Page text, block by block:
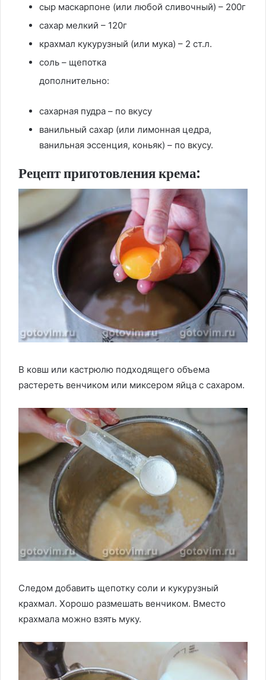
сыр маскарпоне (или любой сливочный) – 200г
сахар мелкий – 120г
крахмал кукурузный (или мука) – 2 ст.л.
соль – щепотка
дополнительно:
сахарная пудра – по вкусу
ванильный сахар (или лимонная цедра,
ванильная эссенция, коньяк) – по вкусу.
Рецепт приготовления крема:
В ковш или кастрюлю подходящего объема
растереть венчиком или миксером яйца с сахаром.
Следом добавить щепотку соли и кукурузный
крахмал. Хорошо размешать венчиком. Вместо
крахмала можно взять муку.